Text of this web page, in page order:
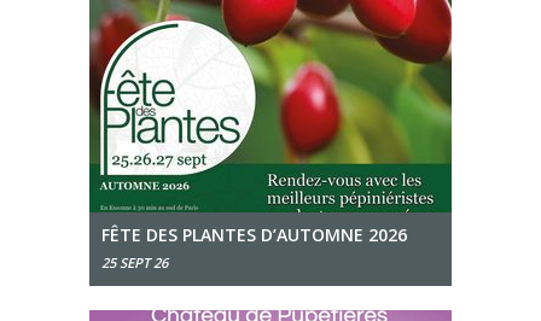
FÊTE DES PLANTES D’AUTOMNE 2026
25 SEPT 26